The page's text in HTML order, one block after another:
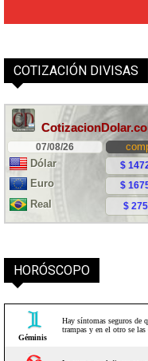
COTIZACIÓN DIVISAS
HORÓSCOPO